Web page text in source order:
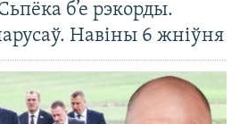
б’е рэкорды.
Навіны 6 жніўня